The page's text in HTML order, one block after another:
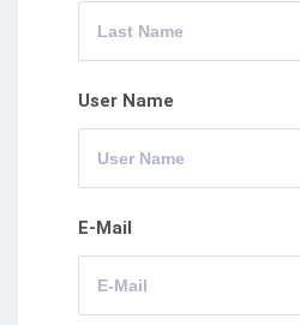
User Name
E-Mail